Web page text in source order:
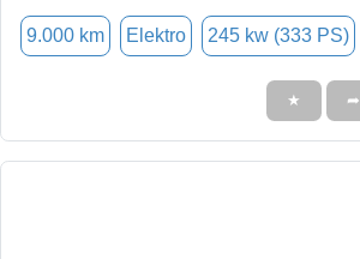
9.000 km Elektro 245 kw (333 PS)
★ ➦